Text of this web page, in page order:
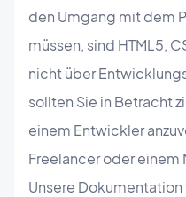
den Umgang mit dem
müssen, sind HTML5,
nicht über
sollten Sie in Betracht
einem Entwickler
Freelancer oder einem
Unsere